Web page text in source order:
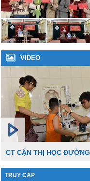
VIDEO
CT CẬN THỊ HỌC ĐƯỜNG
TRUY CẬP